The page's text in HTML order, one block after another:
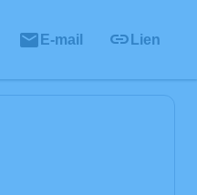
E-mail Lien